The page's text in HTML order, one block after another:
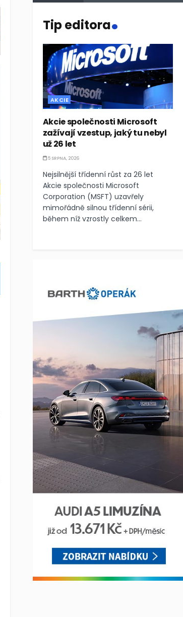
Tip editora.
AKCIE
Akcie společnosti Microsoft
zažívají vzestup, jaký tu nebyl
už 26 let
5 SRPNA, 2026
Nejsilnější třídenní růst za 26 let
Akcie společnosti Microsoft
Corporation (MSFT) uzavřely
mimořádně silnou třídenní sérii,
během níž vzrostly celkem...